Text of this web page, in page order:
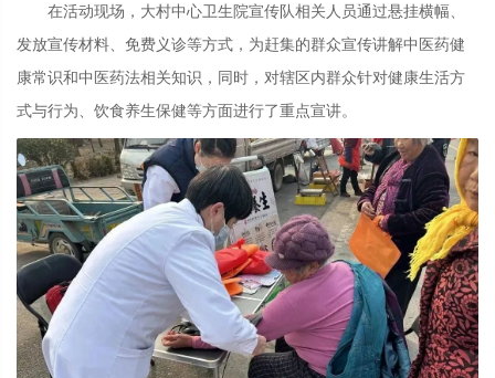
在活动现场，大村中心卫生院宣传队相关人员通过悬挂横幅、
发放宣传材料、免费义诊等方式，为赶集的群众宣传讲解中医药健
康常识和中医药法相关知识，同时，对辖区内群众针对健康生活方
式与行为、饮食养生保健等方面进行了重点宣讲。